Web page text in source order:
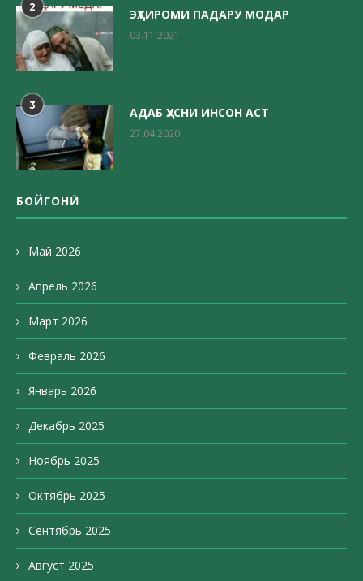
2 ЭҲТИРОМИ ПАДАРУ МОДАР
03.11.2021
3 АДАБ ҲУСНИ ИНСОН АСТ
27.04.2020
БОЙГОНӢ
Май 2026
Апрель 2026
Март 2026
Февраль 2026
Январь 2026
Декабрь 2025
Ноябрь 2025
Октябрь 2025
Сентябрь 2025
Август 2025